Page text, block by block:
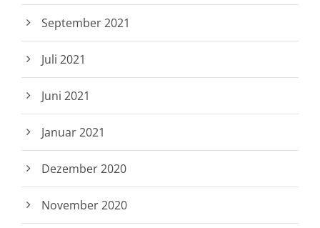
September 2021
Juli 2021
Juni 2021
Januar 2021
Dezember 2020
November 2020